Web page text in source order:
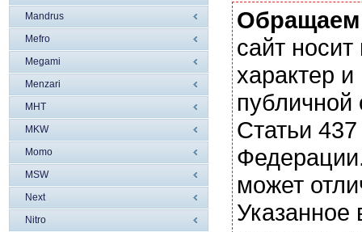
Mandrus
Mefro
Megami
Menzari
MHT
MKW
Momo
MSW
Next
Nitro
сайт
характер
Статьи
может